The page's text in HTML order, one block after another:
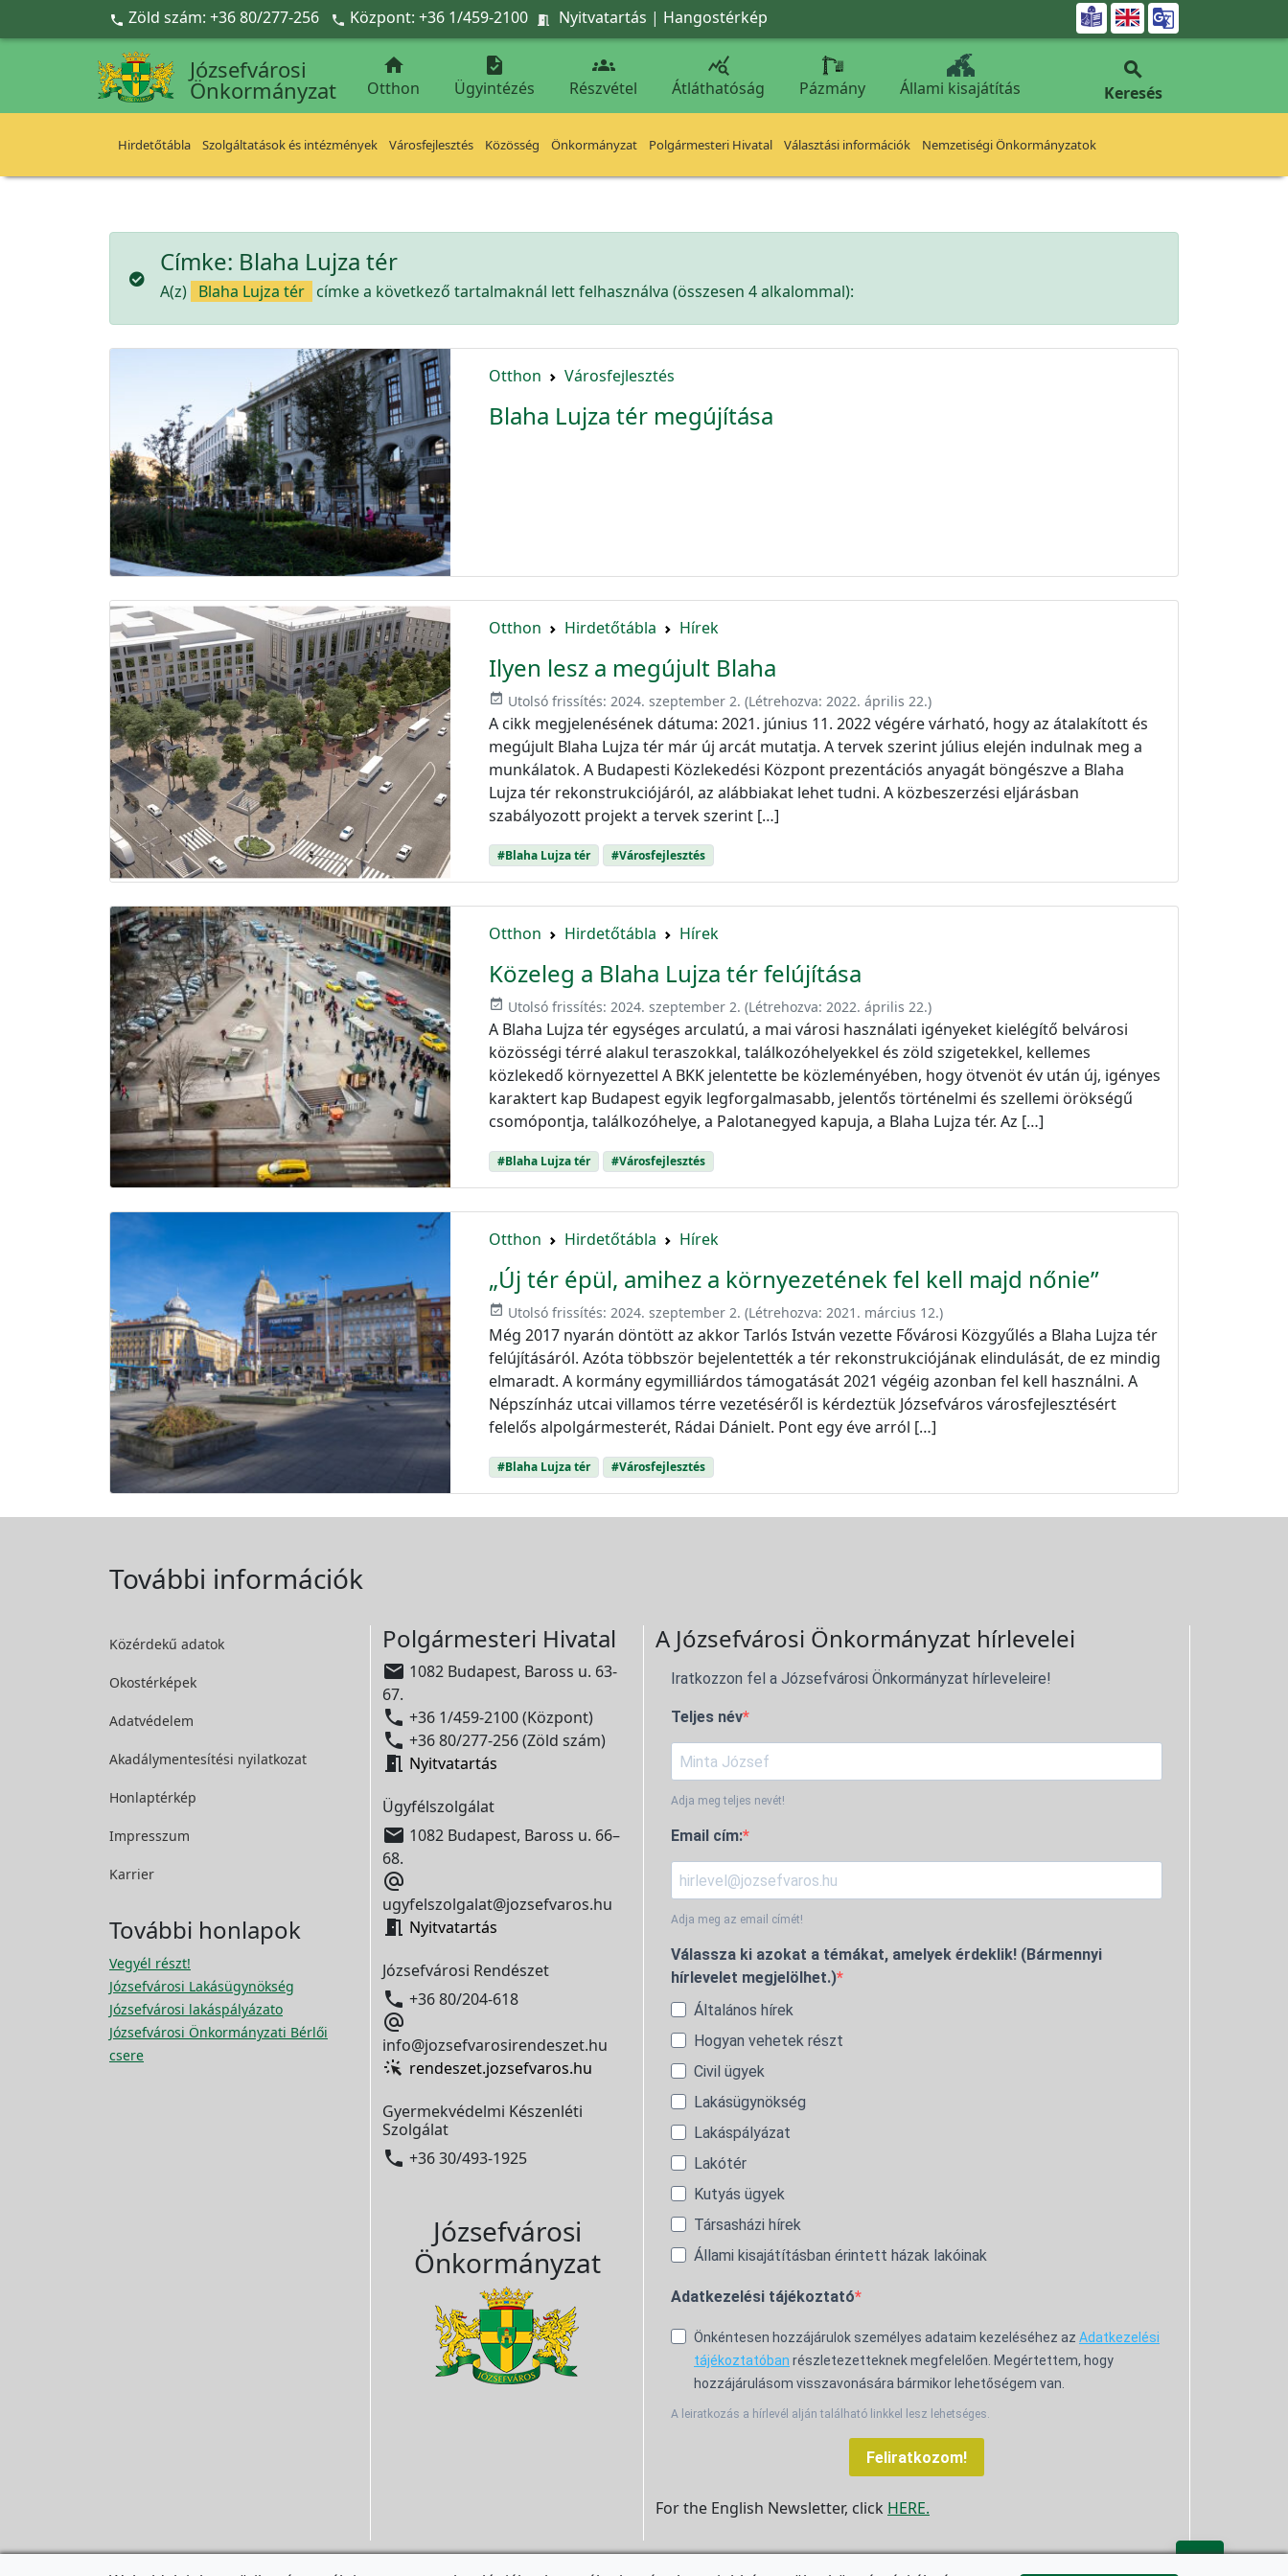
Ugrás a fő tartalomra
 Zöld szám: +36 80/277-256  Központ: +36 1/459-2100  Nyitvatartás | Hangostérkép 
Józsefvárosi
Önkormányzat

Otthon

Ügyintézés

Részvétel

Átláthatóság Pázmány Állami kisajátítás

Keresés
Hirdetőtábla Szolgáltatások és intézmények Városfejlesztés Közösség Önkormányzat Polgármesteri Hivatal Választási információk Nemzetiségi Önkormányzatok
Címke: Blaha Lujza tér
A(z) Blaha Lujza tér címke a következő tartalmaknál lett felhasználva (összesen 4 alkalommal):
Otthon Városfejlesztés
Blaha Lujza tér megújítása
Otthon Hirdetőtábla Hírek
Ilyen lesz a megújult Blaha
event_available Utolsó frissítés: 2024. szeptember 2. (Létrehozva: 2022. április 22.)
A cikk megjelenésének dátuma: 2021. június 11. 2022 végére várható, hogy az átalakított és
megújult Blaha Lujza tér már új arcát mutatja. A tervek szerint július elején indulnak meg a
munkálatok. A Budapesti Közlekedési Központ prezentációs anyagát böngészve a Blaha
Lujza tér rekonstrukciójáról, az alábbiakat lehet tudni. A közbeszerzési eljárásban
szabályozott projekt a tervek szerint […]
#Blaha Lujza tér #Városfejlesztés
Otthon Hirdetőtábla Hírek
Közeleg a Blaha Lujza tér felújítása
event_available Utolsó frissítés: 2024. szeptember 2. (Létrehozva: 2022. április 22.)
A Blaha Lujza tér egységes arculatú, a mai városi használati igényeket kielégítő belvárosi
közösségi térré alakul teraszokkal, találkozóhelyekkel és zöld szigetekkel, kellemes
közlekedő környezettel A BKK jelentette be közleményében, hogy ötvenöt év után új, igényes
karaktert kap Budapest egyik legforgalmasabb, jelentős történelmi és szellemi örökségű
csomópontja, találkozóhelye, a Palotanegyed kapuja, a Blaha Lujza tér. Az […]
#Blaha Lujza tér #Városfejlesztés
Otthon Hirdetőtábla Hírek
„Új tér épül, amihez a környezetének fel kell majd nőnie”
event_available Utolsó frissítés:2024. szeptember 2. (Létrehozva:2021. március 12.)
Még 2017 nyarán döntött az akkor Tarlós István vezette Fővárosi Közgyűlés a Blaha Lujza tér
felújításáról. Azóta többször bejelentették a tér rekonstrukciójának elindulását, de ez mindig
elmaradt. A kormány egymilliárdos támogatását 2021 végéig azonban fel kell használni. A
Népszínház utcai villamos térre vezetéséről is kérdeztük Józsefváros városfejlesztésért
felelős alpolgármesterét, Rádai Dánielt. Pont egy éve arról […]
#Blaha Lujza tér #Városfejlesztés
További információk
Közérdekű adatok
Okostérképek
Adatvédelem
Akadálymentesítési nyilatkozat
Honlaptérkép
Impresszum
Karrier
További honlapok
Vegyél részt!
Józsefvárosi Lakásügynökség
Józsefvárosi lakáspályázato
Józsefvárosi Önkormányzati Bérlői
csere
Polgármesteri Hivatal
 1082 Budapest, Baross u. 63-
67.
 +36 1/459-2100 (Központ)
 +36 80/277-256 (Zöld szám)
 Nyitvatartás
Ügyfélszolgálat
 1082 Budapest, Baross u. 66–
68.

ugyfelszolgalat@jozsefvaros.hu
 Nyitvatartás
Józsefvárosi Rendészet
 +36 80/204-618

info@jozsefvarosirendeszet.hu
rendeszet.jozsefvaros.hu
Gyermekvédelmi Készenléti
Szolgálat
 +36 30/493-1925
Józsefvárosi
Önkormányzat
A Józsefvárosi Önkormányzat hírlevelei
Iratkozzon fel a Józsefvárosi Önkormányzat hírleveleire!
Teljes név
Adja meg teljes nevét!
Email cím:
Adja meg az email címét!
Válassza ki azokat a témákat, amelyek érdeklik! (Bármennyi
hírlevelet megjelölhet.)
Általános hírek
Hogyan vehetek részt
Civil ügyek
Lakásügynökség
Lakáspályázat
Lakótér
Kutyás ügyek
Társasházi hírek
Állami kisajátításban érintett házak lakóinak
Adatkezelési tájékoztató
Önkéntesen hozzájárulok személyes adataim kezeléséhez az Adatkezelési
tájékoztatóban részletezetteknek megfelelően. Megértettem, hogy
hozzájárulásom visszavonására bármikor lehetőségem van.
A leiratkozás a hírlevél alján található linkkel lesz lehetséges.
Feliratkozom!
For the English Newsletter, click HERE.
